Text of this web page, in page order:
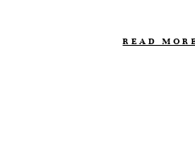
READ